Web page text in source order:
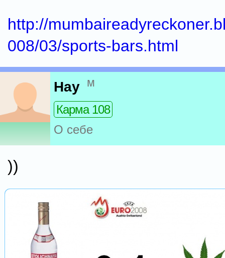
http://
008/03/sports-bars.html
Нау м
Карма 108
О себе
))